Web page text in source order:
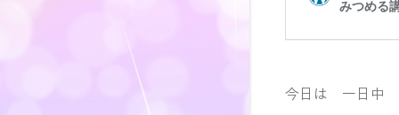
今日は 一日中